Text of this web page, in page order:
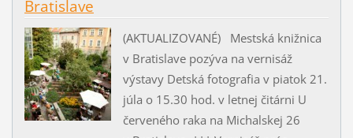
Bratislave
(AKTUALIZOVANÉ) Mestská knižnica
v Bratislave pozýva na vernisáž
výstavy Detská fotografia v piatok 21.
júla o 15.30 hod. v letnej čitárni U
červeného raka na Michalskej 26